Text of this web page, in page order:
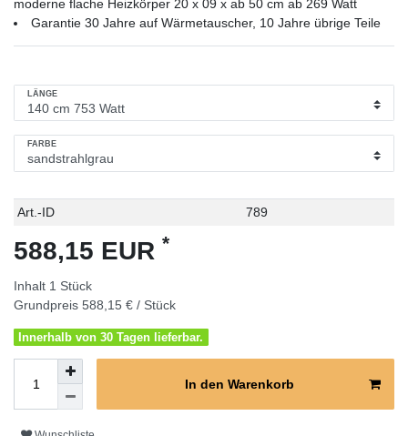
moderne flache Heizkörper 20 x 09 x ab 50 cm ab 269 Watt
Garantie 30 Jahre auf Wärmetauscher, 10 Jahre übrige Teile
LÄNGE
FARBE
Technisches
Wert
Art.-ID 789
588,15 EUR *
Inhalt 1 Stück
Grundpreis 588,15 € / Stück
Innerhalb von 30 Tagen lieferbar.
In den Warenkorb